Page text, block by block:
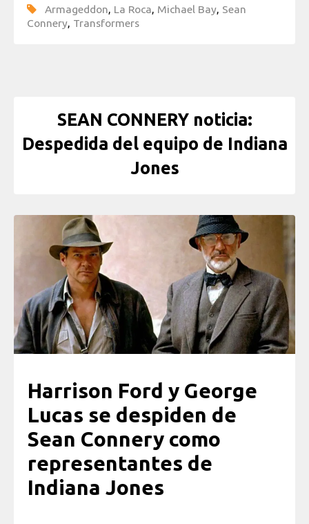
Armageddon, La Roca, Michael Bay, Sean
Connery, Transformers
SEAN CONNERY noticia:
Despedida del equipo de Indiana
Jones
Harrison Ford y George
Lucas se despiden de
Sean Connery como
representantes de
Indiana Jones